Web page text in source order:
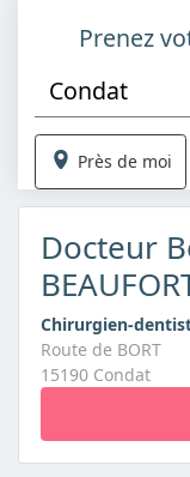
Prenez
Près de moi
Docteur
Chirurgien-
Route de BORT
15190 Condat